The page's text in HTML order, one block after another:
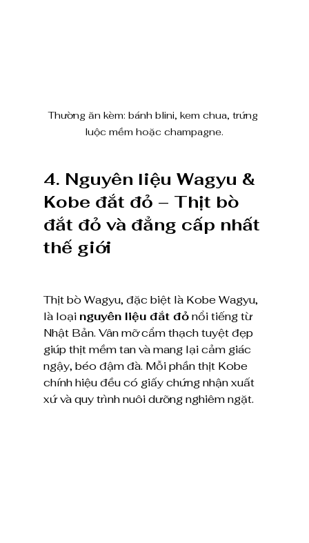
Thường ăn kèm: bánh blini, kem chua, trứng
luộc mềm hoặc champagne.
4. Nguyên liệu Wagyu &
Kobe đắt đỏ – Thịt bò
đắt đỏ và đẳng cấp nhất
thế giới
Thịt bò Wagyu, đặc biệt là Kobe Wagyu,
là loại nguyên liệu đắt đỏ nổi tiếng từ
Nhật Bản. Vân mỡ cẩm thạch tuyệt đẹp
giúp thịt mềm tan và mang lại cảm giác
ngậy, béo đậm đà. Mỗi phần thịt Kobe
chính hiệu đều có giấy chứng nhận xuất
xứ và quy trình nuôi dưỡng nghiêm ngặt.